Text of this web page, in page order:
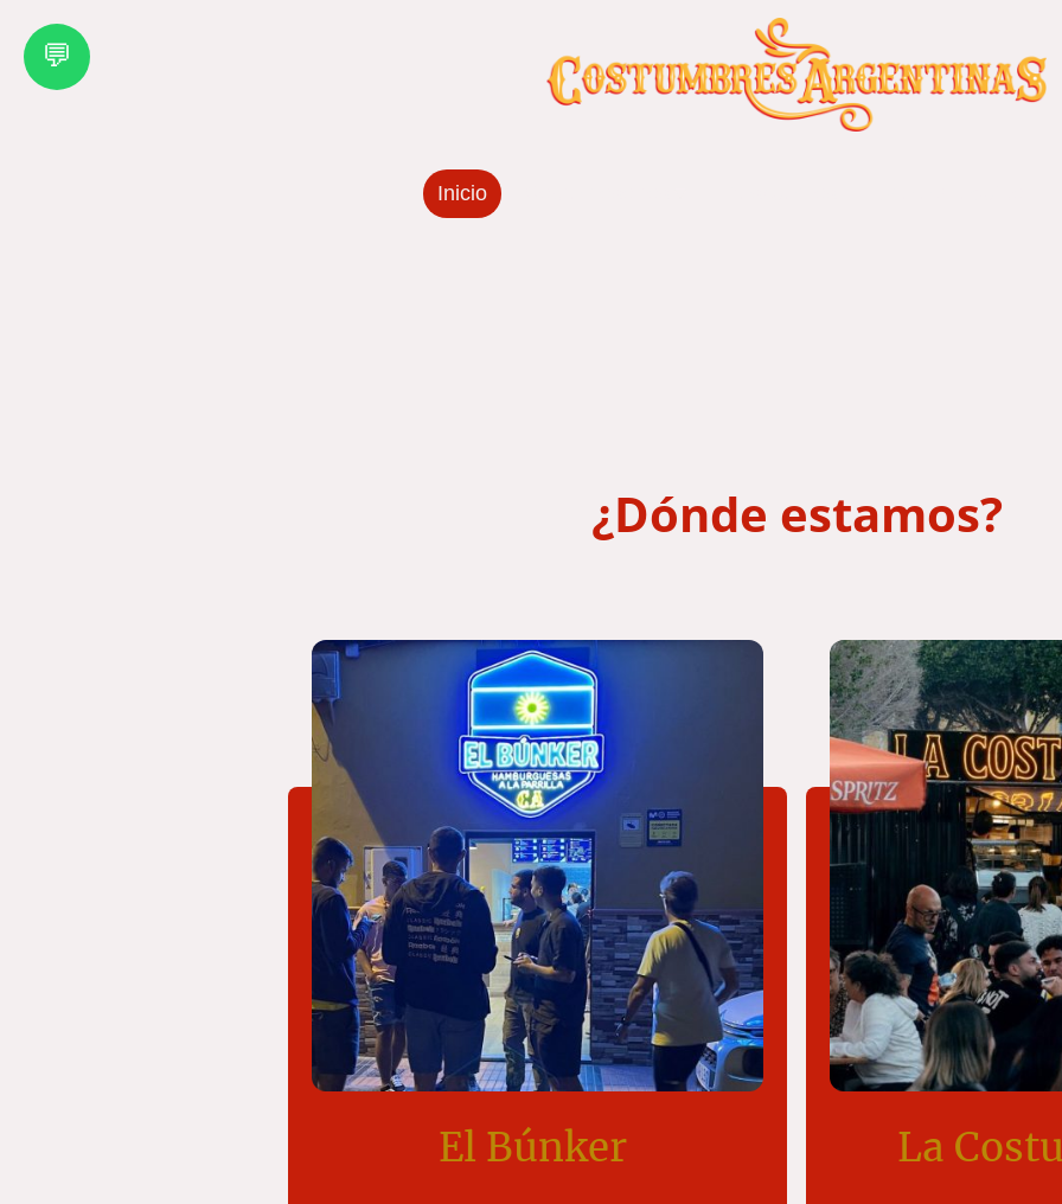
Inicio
¿Dónde estamos?
El Búnker La
💬